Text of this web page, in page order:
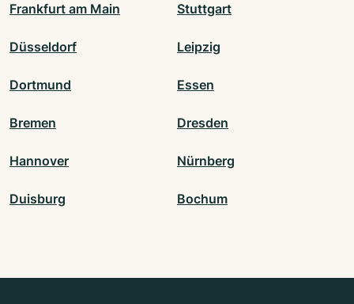
Frankfurt am Main Stuttgart
Düsseldorf Leipzig
Dortmund Essen
Bremen Dresden
Hannover Nürnberg
Duisburg Bochum